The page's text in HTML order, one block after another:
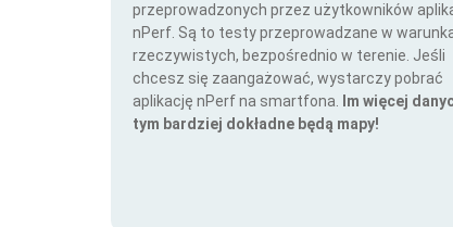
przeprowadzonych przez użytkowników
nPerf. Są to testy przeprowadzane w
rzeczywistych, bezpośrednio w terenie. Jeśli
chcesz się zaangażować, wystarczy pobrać
aplikację nPerf na smartfona.
Im więcej
tym bardziej dokładne będą mapy!